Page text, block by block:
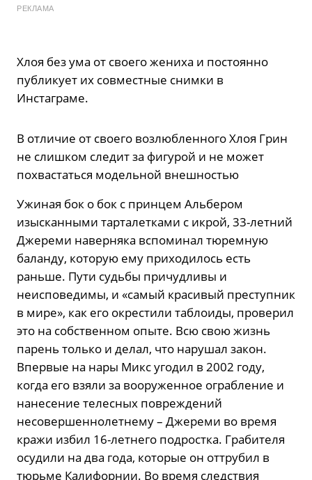
РЕКЛАМА
Хлоя без ума от своего жениха и постоянно
публикует их совместные снимки в
Инстаграме.
В отличие от своего возлюбленного Хлоя Грин
не слишком следит за фигурой и не может
похвастаться модельной внешностью
Ужиная бок о бок с принцем Альбером
изысканными тарталетками с икрой, 33-летний
Джереми наверняка вспоминал тюремную
баланду, которую ему приходилось есть
раньше. Пути судьбы причудливы и
неисповедимы, и «самый красивый преступник
в мире», как его окрестили таблоиды, проверил
это на собственном опыте. Всю свою жизнь
парень только и делал, что нарушал закон.
Впервые на нары Микс угодил в 2002 году,
когда его взяли за вооруженное ограбление и
нанесение телесных повреждений
несовершеннолетнему – Джереми во время
кражи избил 16-летнего подростка. Грабителя
осудили на два года, которые он оттрубил в
тюрьме Калифорнии. Во время следствия